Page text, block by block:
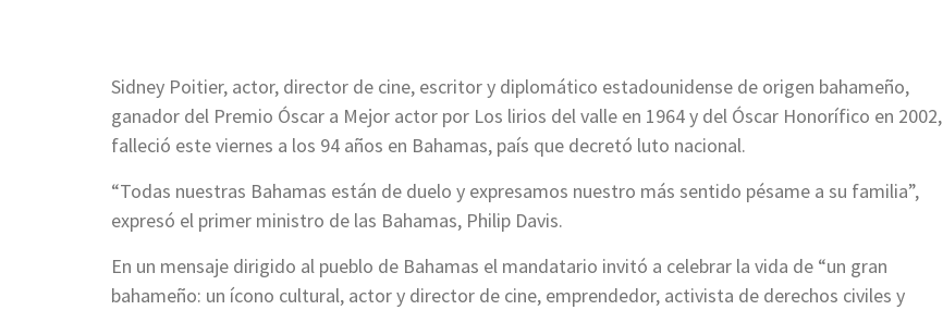
Sidney Poitier, actor, director de cine, escritor y diplomático estadounidense de origen bahameño,
ganador del Premio Óscar a Mejor actor por Los lirios del valle en 1964 y del Óscar Honorífico en 2002,
falleció este viernes a los 94 años en Bahamas, país que decretó luto nacional.
“Todas nuestras Bahamas están de duelo y expresamos nuestro más sentido pésame a su familia”,
expresó el primer ministro de las Bahamas, Philip Davis.
En un mensaje dirigido al pueblo de Bahamas el mandatario invitó a celebrar la vida de “un gran
bahameño: un ícono cultural, actor y director de cine, emprendedor, activista de derechos civiles y